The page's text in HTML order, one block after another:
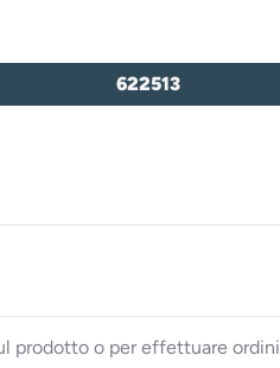
622513
prodotto o per effettuare ordini